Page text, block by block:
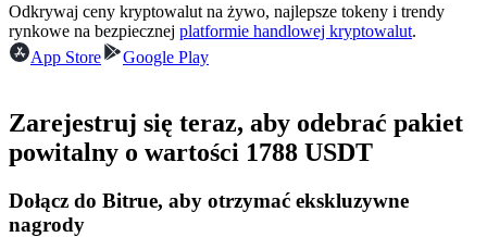
Analiza Big Data, w tym informacje handlowe itp.
Odkrywaj ceny kryptowalut na żywo, najlepsze tokeny i trendy
rynkowe na bezpiecznej platformie handlowej kryptowalut.
App Store
Google Play
Zarejestruj się teraz, aby odebrać pakiet
powitalny o wartości 1788 USDT
Dołącz do Bitrue, aby otrzymać ekskluzywne
nagrody